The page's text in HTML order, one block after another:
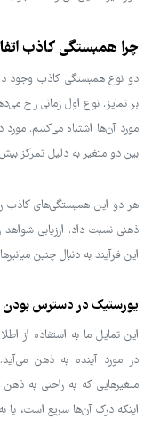
چرا همبستگی کاذب
دو نوع همبستگی کاذب وجود
بر تمایز. نوع اول زمانی رخ
مورد آن‌ها اشتباه می‌کنیم. مورد
بین دو متغیر به دلیل تمرکز
هر دو این همبستگی‌های کاذب را
ذهنی نسبت داد. ارزیابی شواهد
این فرآیند به دنبال چنین
یورستیک در دسترس بودن
این تمایل ما به استفاده از
در مورد آینده به ذهن
متغیرهایی که به راحتی به
اینکه درک آن‌ها سریع است، یا